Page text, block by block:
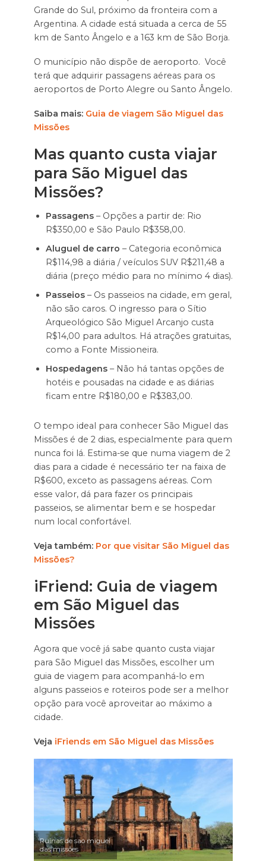
Grande do Sul, próximo da fronteira com a
Argentina. A cidade está situada a cerca de 55
km de Santo Ângelo e a 163 km de São Borja.
O município não dispõe de aeroporto. Você
terá que adquirir passagens aéreas para os
aeroportos de Porto Alegre ou Santo Ângelo.
Saiba mais: Guia de viagem São Miguel das
Missões
Mas quanto custa viajar
para São Miguel das
Missões?
Passagens– Opções a partir de: Rio
R$350,00 e São Paulo R$358,00.
Aluguel de carro – Categoria econômica
R$114,98 a diária / veículos SUV R$211,48 a
diária (preço médio para no mínimo 4 dias).
Passeios– Os passeios na cidade, em geral,
não são caros. O ingresso para o Sítio
Arqueológico São Miguel Arcanjo custa
R$14,00 para adultos. Há atrações gratuitas,
como a Fonte Missioneira.
Hospedagens– Não há tantas opções de
hotéis e pousadas na cidade e as diárias
ficam entre R$180,00 e R$383,00.
O tempo ideal para conhecer São Miguel das
Missões é de 2 dias, especialmente para quem
nunca foi lá. Estima-se que numa viagem de 2
dias para a cidade é necessário ter na faixa de
R$600, exceto as passagens aéreas. Com
esse valor, dá para fazer os principais
passeios, se alimentar bem e se hospedar
num local confortável.
Veja também: Por que visitar São Miguel das
Missões?
iFriend: Guia de viagem
em São Miguel das
Missões
Agora que você já sabe quanto custa viajar
para São Miguel das Missões, escolher um
guia de viagem para acompanhá-lo em
alguns passeios e roteiros pode ser a melhor
opção para você aproveitar ao máximo a
cidade.
Veja iFriends em São Miguel das Missões
Ruinas de sao miguel
das missões